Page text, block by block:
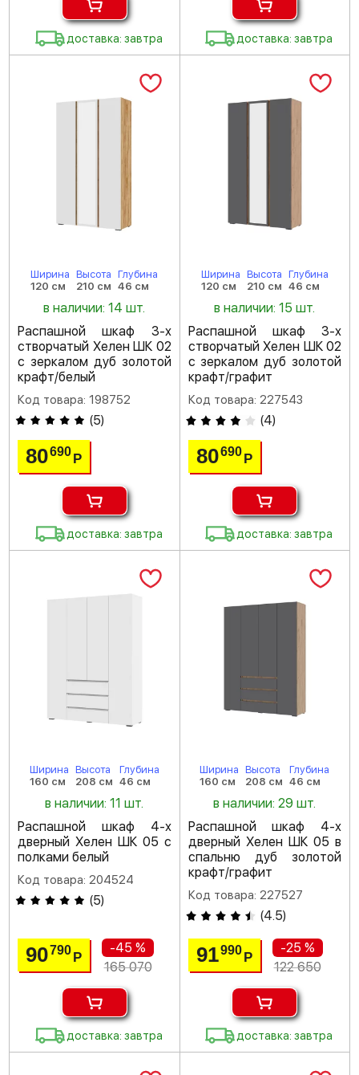
доставка: завтра доставка: завтра
Ширина
120 см
Высота
210 см
Глубина
46 см
в наличии: 14 шт.
Распашной шкаф 3-х
створчатый Хелен ШК 02
с зеркалом дуб золотой
крафт/белый
Код товара: 198752
(5)
80690Р
доставка: завтра
Ширина
120 см
Высота
210 см
Глубина
46 см
в наличии: 15 шт.
Распашной шкаф 3-х
створчатый Хелен ШК 02
с зеркалом дуб золотой
крафт/графит
Код товара: 227543
(4)
80690 Р
доставка: завтра
Ширина
160 см
Высота
208 см
Глубина
46 см
в наличии: 11 шт.
Распашной шкаф 4-х
дверный Хелен ШК 05 с
полками белый
Код товара: 204524
(5)
90790Р
-45 %
165 070
доставка: завтра
Ширина
160 см
Высота
208 см
Глубина
46 см
в наличии: 29 шт.
Распашной шкаф 4-х
дверный Хелен ШК 05 в
спальню дуб золотой
крафт/графит
Код товара: 227527
(4.5)
91990 Р
-25 %
122 650
доставка: завтра